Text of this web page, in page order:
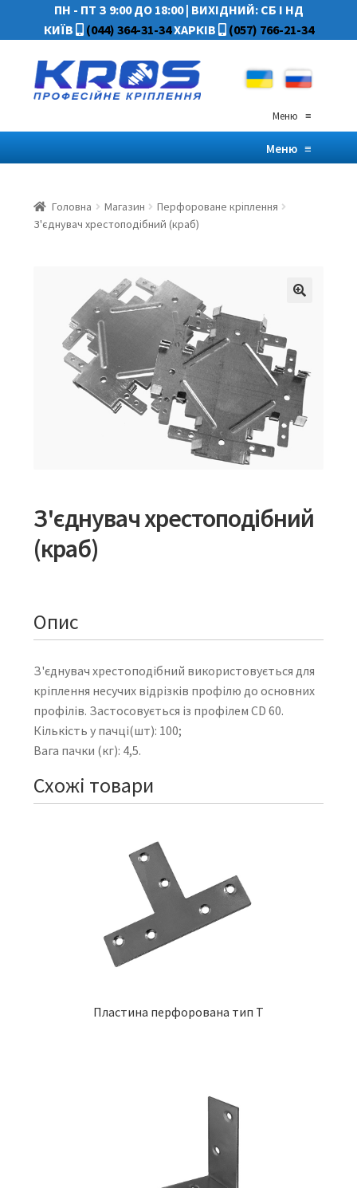
ПН - ПТ З 9:00 ДО 18:00| ВИХІДНИЙ: СБ І НД
КИЇВ
(044) 364-31-34ХАРКІВ (057) 766-21-34
Меню≡
Меню≡
Головна Магазин
Перфороване кріплення
З'єднувач хрестоподібний (краб)
З'єднувач хрестоподібний
(краб)
Опис
З'єднувач хрестоподібний використовується для
кріплення несучих відрізків профілю до основних
профілів. Застосовується із профілем CD 60.
Кількість у пачці(шт): 100;
Вага пачки (кг): 4,5.
Схожі товари
Пластина перфорована тип Т